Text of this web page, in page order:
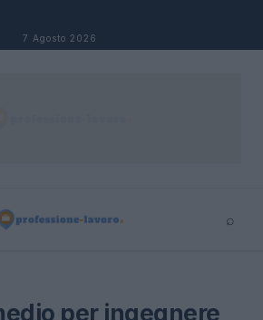
7 Agosto 2026
⌕
per ingegnere